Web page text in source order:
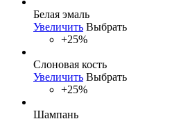
Белая эмаль
Увеличить Выбрать
+25%
Слоновая кость
Увеличить Выбрать
+25%
Шампань